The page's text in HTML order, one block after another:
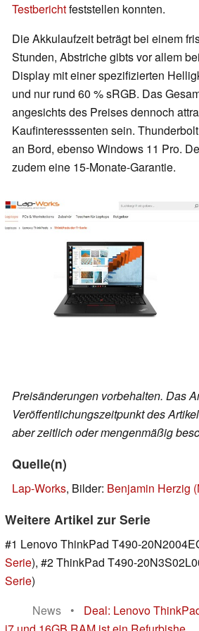
Testberichtfeststellen konnten.
Die Akkulaufzeit beträgt bei einem
Stunden, Abstriche gibts vor allem
Display mit einer spezifizierten
und nur rund 60 % sRGB. Das
angesichts des Preises dennoch
Kaufinteresssenten sein.
an Bord, ebenso Windows 11 Pro.
zudem eine 15-Monate-Garantie.
Preisänderungen vorbehalten. Das
Veröffentlichungszeitpunkt des
aber zeitlich oder mengenmäßig
Quelle(n)
Lap-Works, Bilder: Benjamin Herzig
Weitere Artikel zur Serie
#1 Lenovo ThinkPad T490-
Serie), #2 ThinkPad T490-
Serie)
News
•
Deal: Lenovo